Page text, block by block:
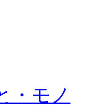
・モノ